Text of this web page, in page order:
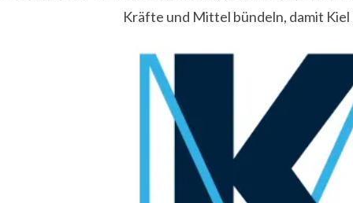
Kräfte und Mittel bündeln, damit